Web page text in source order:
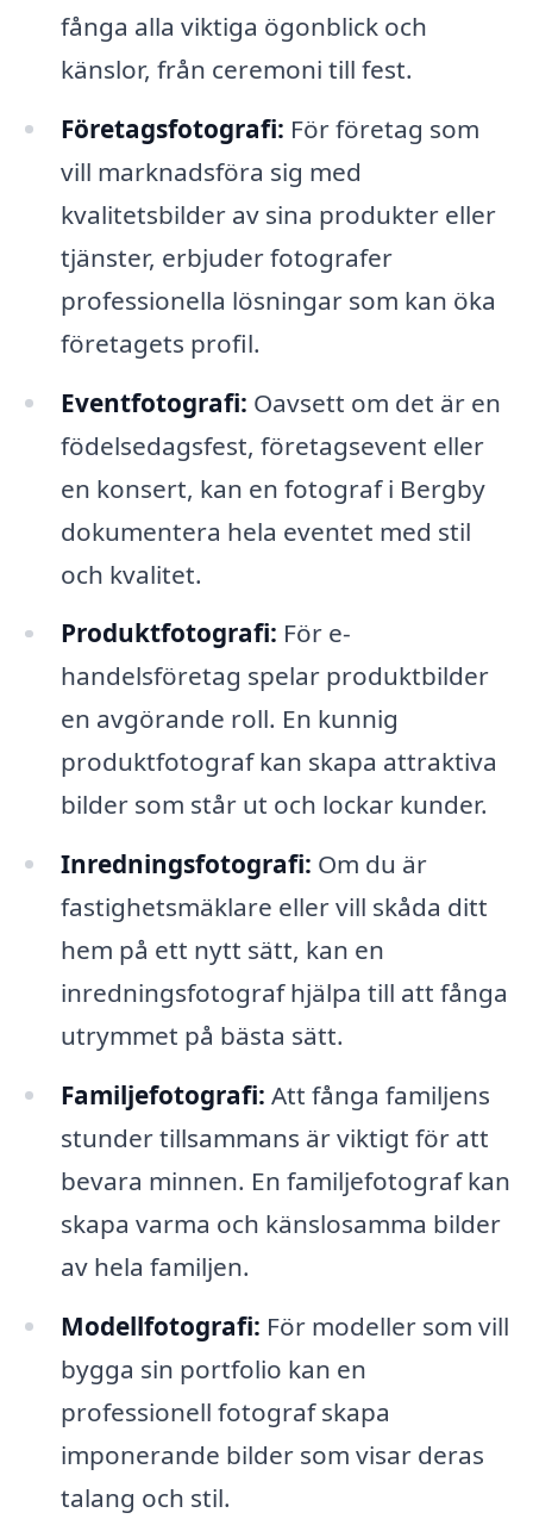
fånga alla viktiga ögonblick och
känslor, från ceremoni till fest.
Företagsfotografi: För företag som
vill marknadsföra sig med
kvalitetsbilder av sina produkter eller
tjänster, erbjuder fotografer
professionella lösningar som kan öka
företagets profil.
Eventfotografi: Oavsett om det är en
födelsedagsfest, företagsevent eller
en konsert, kan en fotograf i Bergby
dokumentera hela eventet med stil
och kvalitet.
Produktfotografi: För e-
handelsföretag spelar produktbilder
en avgörande roll. En kunnig
produktfotograf kan skapa attraktiva
bilder som står ut och lockar kunder.
Inredningsfotografi: Om du är
fastighetsmäklare eller vill skåda ditt
hem på ett nytt sätt, kan en
inredningsfotograf hjälpa till att fånga
utrymmet på bästa sätt.
Familjefotografi: Att fånga familjens
stunder tillsammans är viktigt för att
bevara minnen. En familjefotograf kan
skapa varma och känslosamma bilder
av hela familjen.
Modellfotografi: För modeller som vill
bygga sin portfolio kan en
professionell fotograf skapa
imponerande bilder som visar deras
talang och stil.